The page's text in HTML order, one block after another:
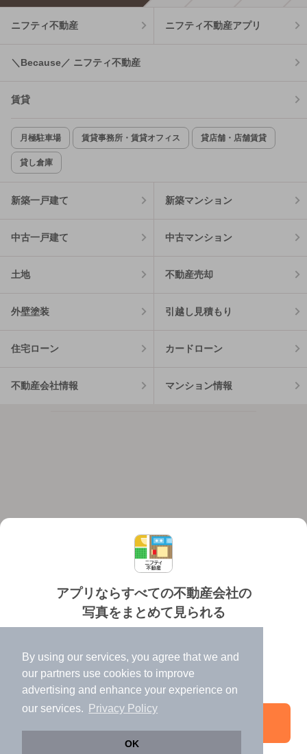
By using our services, you agree that we and
our partners use cookies to improve
advertising and enhance your experience on
our services.
Privacy Policy
OK
アプリならすべての不動産会社の
写真をまとめて見られる
✔️
高速表示で似た物件も見つけやすい
✔️
便利な通知機能も充実
ニフティ不動産 ニフティ不動産アプリ
＼Because／ ニフティ不動産
賃貸
月極駐車場 賃貸事務所・賃貸オフィス 貸店舗・店舗賃貸
貸し倉庫
新築一戸建て 新築マンション
中古一戸建て 中古マンション
土地 不動産売却
外壁塗装 引越し見積もり
住宅ローン カードローン
不動産会社情報 マンション情報
個人情報保護ポリシー 利用規約
©NIFTY Lifestyle Co., Ltd.